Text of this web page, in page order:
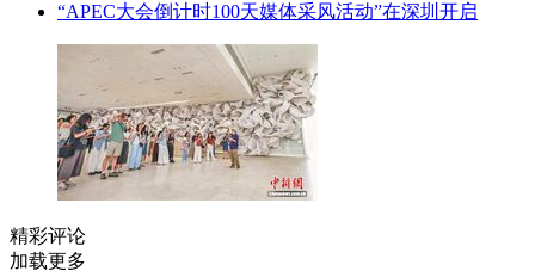
“APEC大会倒计时100天媒体采风活动”在深圳开启
精彩评论
加载更多